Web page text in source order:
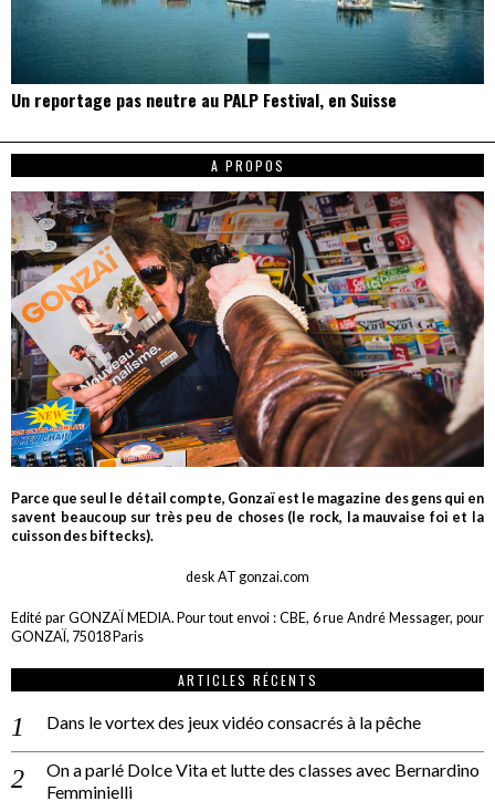
Un reportage pas neutre au PALP Festival, en Suisse
A PROPOS
Parce que seul le détail compte, Gonzaï est le magazine des gens qui en
savent beaucoup sur très peu de choses (le rock, la mauvaise foi et la
cuisson des biftecks).
desk AT gonzai.com
Edité par GONZAÏ MEDIA. Pour tout envoi : CBE, 6 rue André Messager, pour
GONZAÏ, 75018 Paris
ARTICLES RÉCENTS
Dans le vortex des jeux vidéo consacrés à la pêche
On a parlé Dolce Vita et lutte des classes avec Bernardino
Femminielli